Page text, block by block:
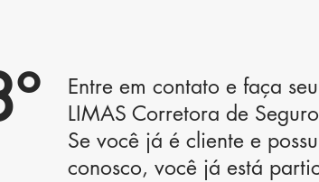
Entre em contato e faça
LIMAS Corretora de
Se você já é cliente e
conosco, você já está